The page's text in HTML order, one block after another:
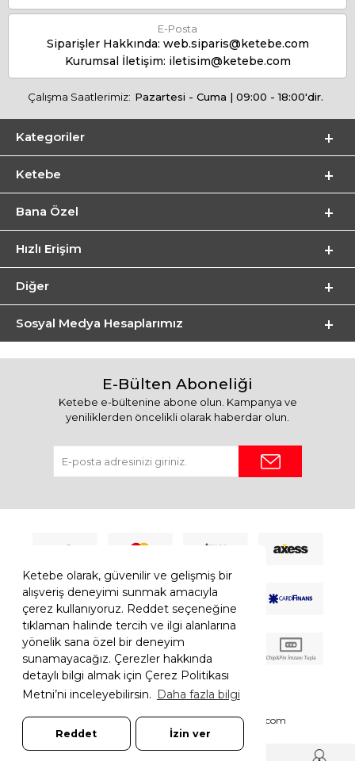
Ketebe olarak, güvenilir ve gelişmiş bir
alışveriş deneyimi sunmak amacıyla
çerez kullanıyoruz. Reddet seçeneğine
tıklaman halinde tercih ve ilgi alanlarına
yönelik sana özel bir deneyim
sunamayacağız. Çerezler hakkında
detaylı bilgi almak için Çerez Politikası
Metni’ni inceleyebilirsin. Daha fazla bilgi
Reddet İzin ver
E-Posta
Siparişler Hakkında: web.siparis@ketebe.com
Kurumsal İletişim: iletisim@ketebe.com
Çalışma Saatlerimiz: Pazartesi - Cuma | 09:00 - 18:00'dir.
Kategoriler
Ketebe
Bana Özel
Hızlı Erişim
Diğer
Sosyal Medya Hesaplarımız
E-Bülten Aboneliği
Ketebe e-bültenine abone olun. Kampanya ve
yeniliklerden öncelikli olarak haberdar olun.
© 2026 Ketebe Tüm Hakkı Saklıdır. Ketebe.com
7308052261181544